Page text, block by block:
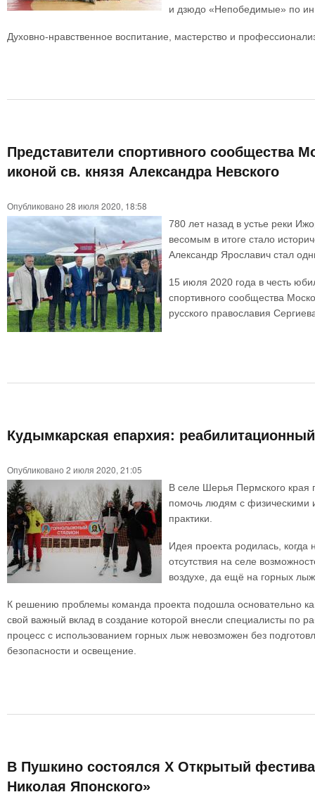
и дзюдо «Непобедимые» по
Духовно-нравственное воспитание, мастерство и
Представители спортивного сообщества
иконой св. князя Александра Невского
Опубликовано 28 июля 2020, 18:58
780 лет назад в устье реки
весомым в итоге стало
Александр Ярославич стал
15 июля 2020 года в честь
спортивного сообщества
русского православия
Кудымкарская епархия:
Опубликовано 2 июля 2020, 21:05
В селе Шерья Пермского края
помочь людям с физическими
практики.
Идея проекта родилась,
отсутствия на селе
воздухе, да ещё на горных
К решению проблемы команда проекта подошла основательно
свой важный вклад в создание которой внесли специалисты по
процесс с использованием горных лыж невозможен без
безопасности и освещение.
В Пушкино состоялся Х Открытый
Николая Японского»